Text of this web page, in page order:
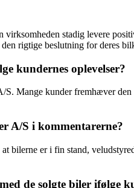
stadig levere
rigtige beslutning for deres
kundernes oplevelser?
Mange kunder fremhæver
A/S i kommentarerne?
bilerne er i fin stand,
de solgte biler ifølge